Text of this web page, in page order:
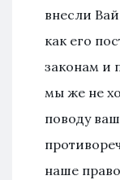
внесли
как его
законам и
мы же не
поводу
наше